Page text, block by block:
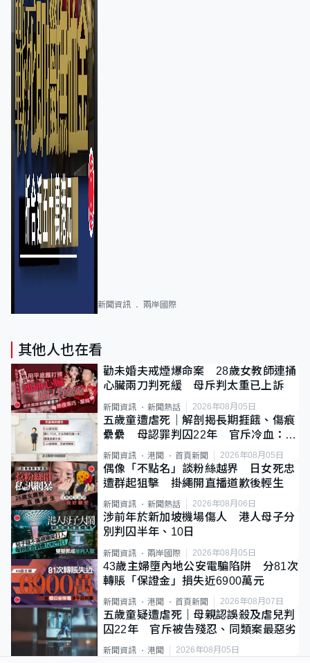
新聞資訊 兩岸國際
其他人也在看
勸未婚夫戒煙爆命案 28歲女教師連捅
心臟兩刀判死緩 母斥判太重已上訴
新聞資訊 新聞熱話 2026年08月05日
五歲童遭虐死｜解剖揭長期捱餓、傷痕
纍纍 母認罪判囚22年 官斥冷血：同
類案最惡劣
新聞資訊 港聞 首頁新聞 2026年08月05日
偶像「不點名」談粉絲越界 日女死忠
遭群起狙擊 掛繩開直播道歉後輕生
新聞資訊 新聞熱話 2026年08月06日
涉前年於新加坡機場傷人 港人母子分
別判囚半年、10日
新聞資訊 兩岸國際 2026年08月05日
43歲主婦墮內地公安電騙陷阱 分81次
轉賬「保證金」損失近6900萬元
新聞資訊 港聞 首頁新聞 2026年08月07日
五歲童疑遭虐死｜母親認誤殺及虐兒判
囚22年 官斥被告殘忍、同類案最惡劣
新聞資訊 港聞 2026年08月05日